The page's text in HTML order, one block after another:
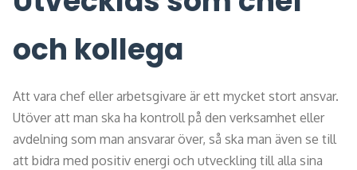
och kollega
Att vara chef eller arbetsgivare är ett mycket stort ansvar.
Utöver att man ska ha kontroll på den verksamhet eller
avdelning som man ansvarar över, så ska man även se till
att bidra med positiv energi och utveckling till alla sina